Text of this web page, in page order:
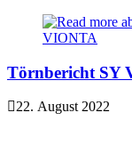
Törnbericht SY
22. August 2022